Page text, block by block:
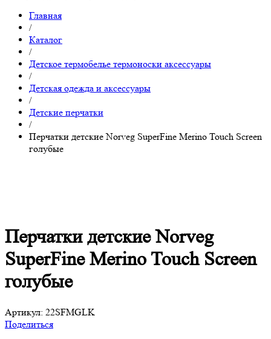
Главная
/
Каталог
/
Детское термобелье термоноски аксессуары
/
Детская одежда и аксессуары
/
Детские перчатки
/
Перчатки детские Norveg SuperFine Merino Touch Screen
голубые
Перчатки детские Norveg
SuperFine Merino Touch Screen
голубые
Артикул: 22SFMGLK
Поделиться